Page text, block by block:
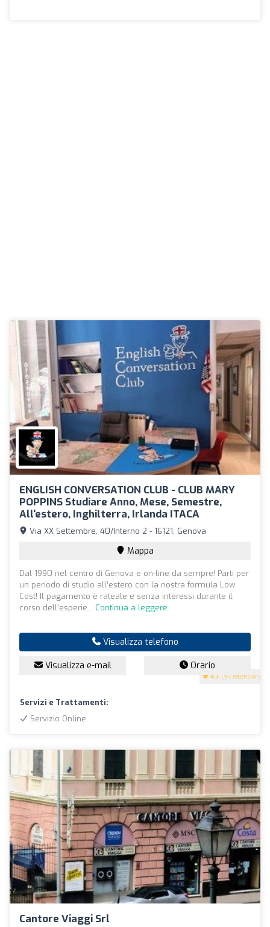
ENGLISH CONVERSATION CLUB - CLUB MARY
POPPINS Studiare Anno, Mese, Semestre,
All'estero, Inghilterra, Irlanda ITACA
4.7 (97 recensioni)
Via XX Settembre, 40/Interno 2 - 16121, Genova
Mappa
Dal 1990 nel centro di Genova e on-line da sempre! Parti per
un periodo di studio all’estero con la nostra formula Low
Cost! Il pagamento è rateale e senza interessi durante il
corso dell’esperie... Continua a leggere
Visualizza telefono
Visualizza e-mail Orario
Servizi e Trattamenti:
Servizio Online
Cantore Viaggi Srl